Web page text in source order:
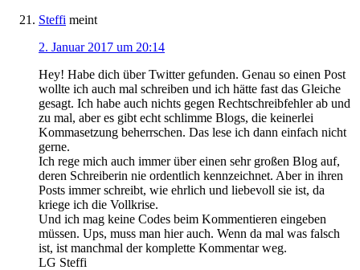
Steffi meint
2. Januar 2017 um 20:14
Hey! Habe dich über Twitter gefunden. Genau so einen Post
wollte ich auch mal schreiben und ich hätte fast das Gleiche
gesagt. Ich habe auch nichts gegen Rechtschreibfehler ab und
zu mal, aber es gibt echt schlimme Blogs, die keinerlei
Kommasetzung beherrschen. Das lese ich dann einfach nicht
gerne.
Ich rege mich auch immer über einen sehr großen Blog auf,
deren Schreiberin nie ordentlich kennzeichnet. Aber in ihren
Posts immer schreibt, wie ehrlich und liebevoll sie ist, da
kriege ich die Vollkrise.
Und ich mag keine Codes beim Kommentieren eingeben
müssen. Ups, muss man hier auch. Wenn da mal was falsch
ist, ist manchmal der komplette Kommentar weg.
LG Steffi